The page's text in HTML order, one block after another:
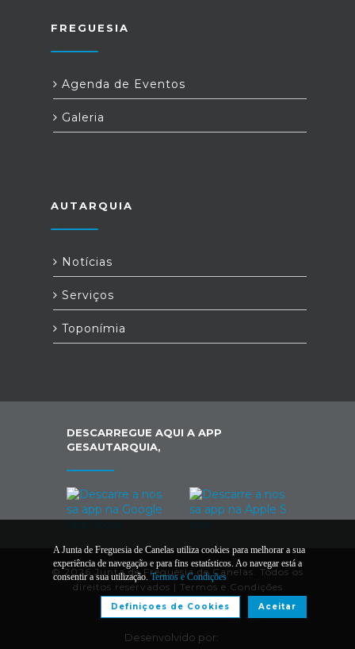
FREGUESIA
Agenda de Eventos
Galeria
AUTARQUIA
Notícias
Serviços
Toponímia
DESCARREGUE AQUI A APP
GESAUTARQUIA,
© 2026 Junta de Freguesia de Canelas. Todos os
direitos reservados | Termos e Condições
Desenvolvido por:
A Junta de Freguesia de Canelas utiliza cookies para melhorar a sua
experiência de navegação e para fins estatísticos. Ao navegar está a
consentir a sua utilização. Termos e Condições
Aceitar
Definiçoes de Cookies